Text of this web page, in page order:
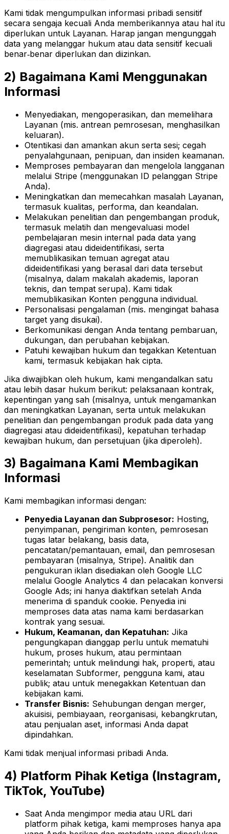
Kami tidak mengumpulkan informasi pribadi sensitif
secara sengaja kecuali Anda memberikannya atau hal itu
diperlukan untuk Layanan. Harap jangan mengunggah
data yang melanggar hukum atau data sensitif kecuali
benar‑benar diperlukan dan diizinkan.
2) Bagaimana Kami Menggunakan
Informasi
Menyediakan, mengoperasikan, dan memelihara
Layanan (mis. antrean pemrosesan, menghasilkan
keluaran).
Otentikasi dan amankan akun serta sesi; cegah
penyalahgunaan, penipuan, dan insiden keamanan.
Memproses pembayaran dan mengelola langganan
melalui Stripe (menggunakan ID pelanggan Stripe
Anda).
Meningkatkan dan memecahkan masalah Layanan,
termasuk kualitas, performa, dan keandalan.
Melakukan penelitian dan pengembangan produk,
termasuk melatih dan mengevaluasi model
pembelajaran mesin internal pada data yang
diagregasi atau dideidentifikasi, serta
memublikasikan temuan agregat atau
dideidentifikasi yang berasal dari data tersebut
(misalnya, dalam makalah akademis, laporan
teknis, dan tempat serupa). Kami tidak
memublikasikan Konten pengguna individual.
Personalisasi pengalaman (mis. mengingat bahasa
target yang disukai).
Berkomunikasi dengan Anda tentang pembaruan,
dukungan, dan perubahan kebijakan.
Patuhi kewajiban hukum dan tegakkan Ketentuan
kami, termasuk kebijakan hak cipta.
Jika diwajibkan oleh hukum, kami mengandalkan satu
atau lebih dasar hukum berikut: pelaksanaan kontrak,
kepentingan yang sah (misalnya, untuk mengamankan
dan meningkatkan Layanan, serta untuk melakukan
penelitian dan pengembangan produk pada data yang
diagregasi atau dideidentifikasi), kepatuhan terhadap
kewajiban hukum, dan persetujuan (jika diperoleh).
3) Bagaimana Kami Membagikan
Informasi
Kami membagikan informasi dengan:
Penyedia Layanan dan Subprosesor: Hosting,
penyimpanan, pengiriman konten, pemrosesan
tugas latar belakang, basis data,
pencatatan/pemantauan, email, dan pemrosesan
pembayaran (misalnya, Stripe). Analitik dan
pengukuran iklan disediakan oleh Google LLC
melalui Google Analytics 4 dan pelacakan konversi
Google Ads; ini hanya diaktifkan setelah Anda
menerima di spanduk cookie. Penyedia ini
memproses data atas nama kami berdasarkan
kontrak yang sesuai.
Hukum, Keamanan, dan Kepatuhan: Jika
pengungkapan dianggap perlu untuk mematuhi
hukum, proses hukum, atau permintaan
pemerintah; untuk melindungi hak, properti, atau
keselamatan Subformer, pengguna kami, atau
publik; atau untuk menegakkan Ketentuan dan
kebijakan kami.
Transfer Bisnis: Sehubungan dengan merger,
akuisisi, pembiayaan, reorganisasi, kebangkrutan,
atau penjualan aset, informasi Anda dapat
dipindahkan.
Kami tidak menjual informasi pribadi Anda.
4) Platform Pihak Ketiga (Instagram,
TikTok, YouTube)
Saat Anda mengimpor media atau URL dari
platform pihak ketiga, kami memproses hanya apa